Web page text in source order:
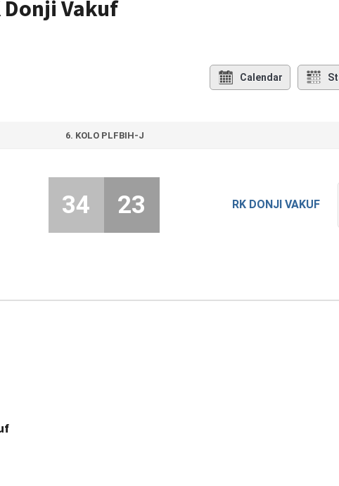
Donji Vakuf
Calendar
6. KOLO PLFBIH-J
RK DONJI VAKUF
34 23